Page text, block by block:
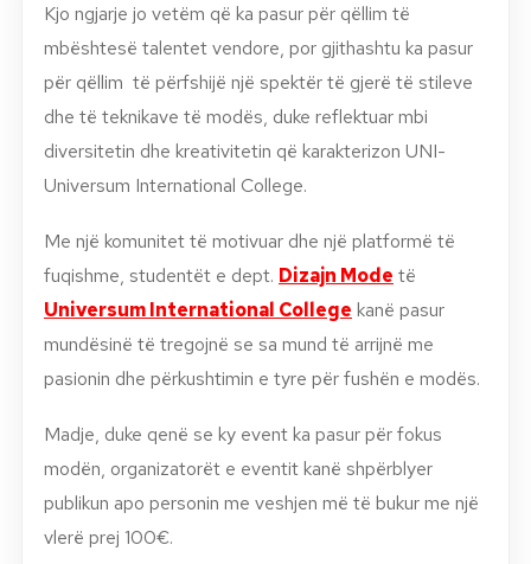
Kjo ngjarje jo vetëm që ka pasur për qëllim të
mbështesë talentet vendore, por gjithashtu ka pasur
për qëllim të përfshijë një spektër të gjerë të stileve
dhe të teknikave të modës, duke reflektuar mbi
diversitetin dhe kreativitetin që karakterizon UNI-
Universum International College.
Me një komunitet të motivuar dhe një platformë të
fuqishme, studentët e dept. Dizajn Mode të
Universum International College kanë pasur
mundësinë të tregojnë se sa mund të arrijnë me
pasionin dhe përkushtimin e tyre për fushën e modës.
Madje, duke qenë se ky event ka pasur për fokus
modën, organizatorët e eventit kanë shpërblyer
publikun apo personin me veshjen më të bukur me një
vlerë prej 100€.